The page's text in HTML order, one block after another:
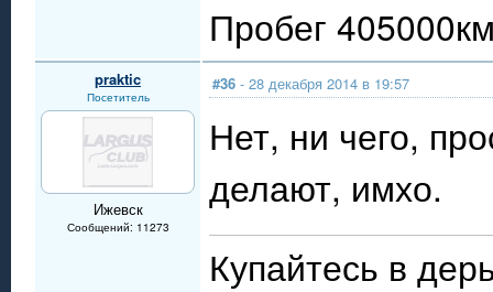
Пробег
praktic
Посетитель
Ижевск
Сообщений: 11273
#36 - 28 декабря 2014 в 19:57
Нет, ни чего,
делают, имхо.
Купайтесь в